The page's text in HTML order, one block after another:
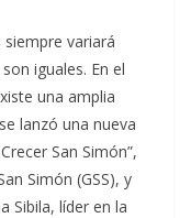
variará
iguales. En el
una amplia
lanzó una nueva
San Simón”,
Simón (GSS), y
Sibila, líder en la